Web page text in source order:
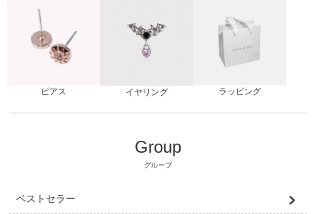
ピアス イヤリング ラッピング
Group
グループ
ベストセラー